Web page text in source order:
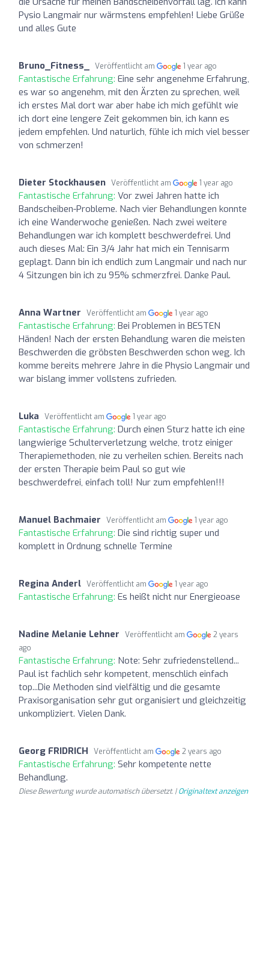
Pysio Langmair nur wärmstens empfehlen! Liebe Grüße
und alles Gute
Bruno_Fitness_ Veröffentlicht am 1 year ago
Fantastische Erfahrung: Eine sehr angenehme Erfahrung,
es war so angenehm, mit den Ärzten zu sprechen, weil
ich erstes Mal dort war aber habe ich mich gefühlt wie
ich dort eine lengere Zeit gekommen bin, ich kann es
jedem empfehlen. Und naturlich, fühle ich mich viel besser
von schmerzen!
Dieter Stockhausen Veröffentlicht am 1 year ago
Fantastische Erfahrung: Vor zwei Jahren hatte ich
Bandscheiben-Probleme. Nach vier Behandlungen konnte
ich eine Wanderwoche genießen. Nach zwei weitere
Behandlungen war ich komplett beschwerdefrei. Und
auch dieses Mal: Ein 3/4 Jahr hat mich ein Tennisarm
geplagt. Dann bin ich endlich zum Langmair und nach nur
4 Sitzungen bin ich zu 95% schmerzfrei. Danke Paul.
Anna Wartner Veröffentlicht am 1 year ago
Fantastische Erfahrung: Bei Problemen in BESTEN
Händen! Nach der ersten Behandlung waren die meisten
Beschwerden die gröbsten Beschwerden schon weg. Ich
komme bereits mehrere Jahre in die Physio Langmair und
war bislang immer vollstens zufrieden.
Luka Veröffentlicht am 1 year ago
Fantastische Erfahrung: Durch einen Sturz hatte ich eine
langwierige Schulterverletzung welche, trotz einiger
Therapiemethoden, nie zu verheilen schien. Bereits nach
der ersten Therapie beim Paul so gut wie
beschwerdefrei, einfach toll! Nur zum empfehlen!!!
Manuel Bachmaier Veröffentlicht am 1 year ago
Fantastische Erfahrung: Die sind richtig super und
komplett in Ordnung schnelle Termine
Regina Anderl Veröffentlicht am 1 year ago
Fantastische Erfahrung: Es heißt nicht nur Energieoase
Nadine Melanie Lehner Veröffentlicht am
2 years
ago
Fantastische Erfahrung: Note: Sehr zufriedenstellend...
Paul ist fachlich sehr kompetent, menschlich einfach
top...Die Methoden sind vielfältig und die gesamte
Praxisorganisation sehr gut organisiert und gleichzeitig
unkompliziert. Vielen Dank.
Georg FRIDRICH Veröffentlicht am 2 years ago
Fantastische Erfahrung: Sehr kompetente nette
Behandlung.
Diese Bewertung wurde automatisch übersetzt. |Originaltext anzeigen